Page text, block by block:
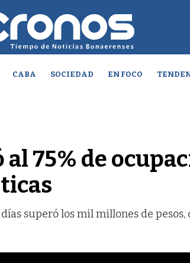
CABA SOCIEDAD EN FOCO
75% de
superó los mil millones de pesos,